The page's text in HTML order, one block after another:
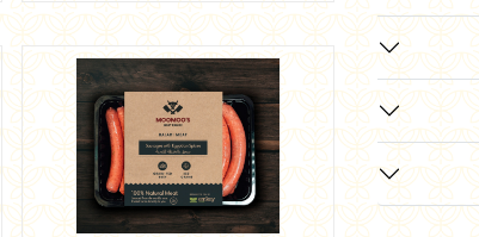
(10)
جنيه 588.00
أضف للسلة